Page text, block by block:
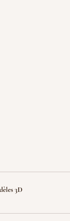
le nous
3D
(jeux,